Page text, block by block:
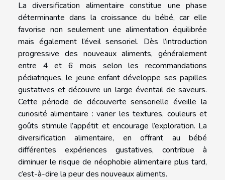
La diversification alimentaire constitue une phase
déterminante dans la croissance du bébé, car elle
favorise non seulement une alimentation équilibrée
mais également l’éveil sensoriel. Dès l’introduction
progressive des nouveaux aliments, généralement
entre 4 et 6 mois selon les recommandations
pédiatriques, le jeune enfant développe ses papilles
gustatives et découvre un large éventail de saveurs.
Cette période de découverte sensorielle éveille la
curiosité alimentaire : varier les textures, couleurs et
goûts stimule l’appétit et encourage l’exploration. La
diversification alimentaire, en offrant au bébé
différentes expériences gustatives, contribue à
diminuer le risque de néophobie alimentaire plus tard,
c’est-à-dire la peur des nouveaux aliments.